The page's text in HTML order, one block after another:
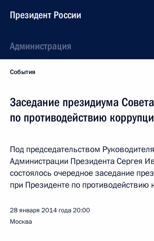
Президент России
Администрация
События
Заседание президиума Совета
по противодействию
Под председательством Руководителя
Администрации Президента Сергея
состоялось очередное заседание
при Президенте по противодействию
28 января 2014 года20:00
Москва